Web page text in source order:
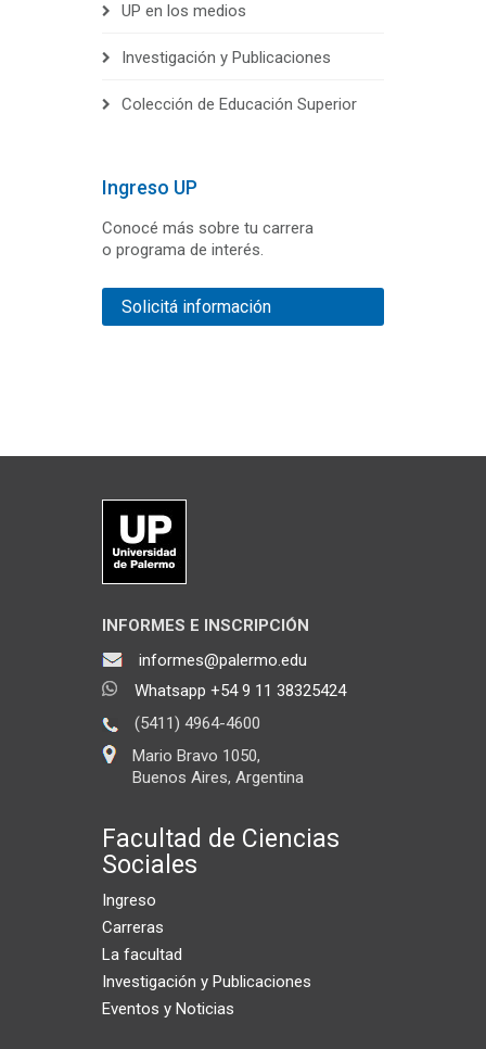
UP en los medios
Investigación y Publicaciones
Colección de Educación Superior
Ingreso UP
Conocé más sobre tu carrera
o programa de interés.
Solicitá información
INFORMES E INSCRIPCIÓN
informes@palermo.edu
Whatsapp +54 9 11 38325424
(5411) 4964-4600
Mario Bravo 1050,
Buenos Aires, Argentina
Facultad de Ciencias
Sociales
Ingreso
Carreras
La facultad
Investigación y Publicaciones
Eventos y Noticias